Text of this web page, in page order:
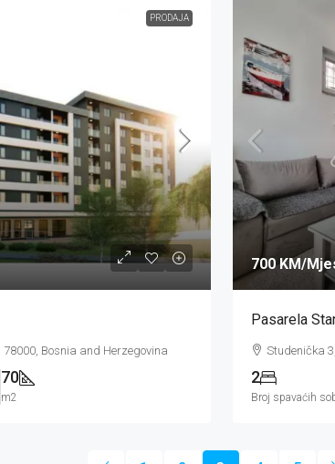
PRODAJA
Bosnia and Herzegovina
70
m2
700 KM/
Pasarela
Studenička
2
Broj spavaćih